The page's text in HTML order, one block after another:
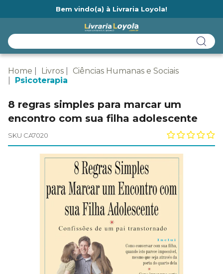
Bem vindo(a) à Livraria Loyola!
Home Livros
Ciências Humanas e Sociais
Psicoterapia
8 regras simples para marcar um
encontro com sua filha adolescente
SKU CA7020